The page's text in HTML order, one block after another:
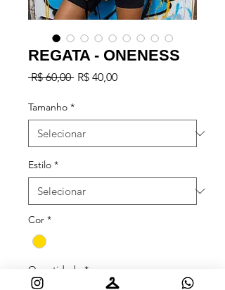
REGATA - ONENESS
R$ 60,00 Preço
R$ 40,00Preço
Tamanho *
Estilo *
Cor *
Quantidade *